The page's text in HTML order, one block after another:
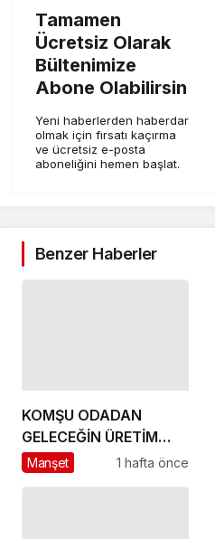
Tamamen
Ücretsiz Olarak
Bültenimize
Abone Olabilirsin
Yeni haberlerden haberdar
olmak için fırsatı kaçırma
ve ücretsiz e-posta
aboneliğini hemen başlat.
Benzer Haberler
KOMŞU ODADAN
GELECEĞİN ÜRETİM
ÜSSÜ YESAN’A
Manşet 1 hafta önce